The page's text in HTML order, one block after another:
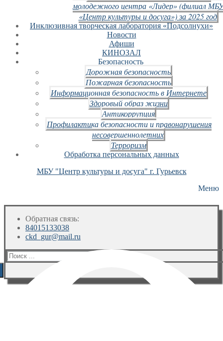
молодежного центра «Лидер» (филиал
«Центр культуры и досуга») за 2025 год
Инклюзивная творческая лаборатория «Подсолнухи»
Новости
Афиши
КИНОЗАЛ
Безопасность
Дорожная безопасность
Пожарная безопасность
Информационная безопасность в Интернете
Здоровый образ жизни
Антикоррупция
Профилактика безопасности и правонарушения
несовершеннолетних
Терроризм
Обработка персональных данных
МБУ "Центр культуры и досуга" г. Гурьевск
Меню
Обратная связь:
84015133038
ckd_gur@mail.ru
Искать: